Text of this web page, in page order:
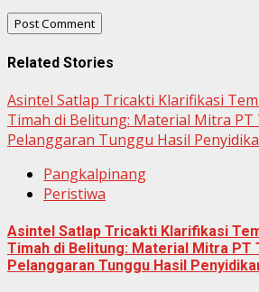
Related Stories
Asintel Satlap Tricakti Klarifikasi
Timah di Belitung: Material Mitra PT
Pelanggaran Tunggu Hasil
Pangkalpinang
Peristiwa
Asintel Satlap Tricakti Klarifikasi
Timah di Belitung: Material Mitra PT
Pelanggaran Tunggu Hasil